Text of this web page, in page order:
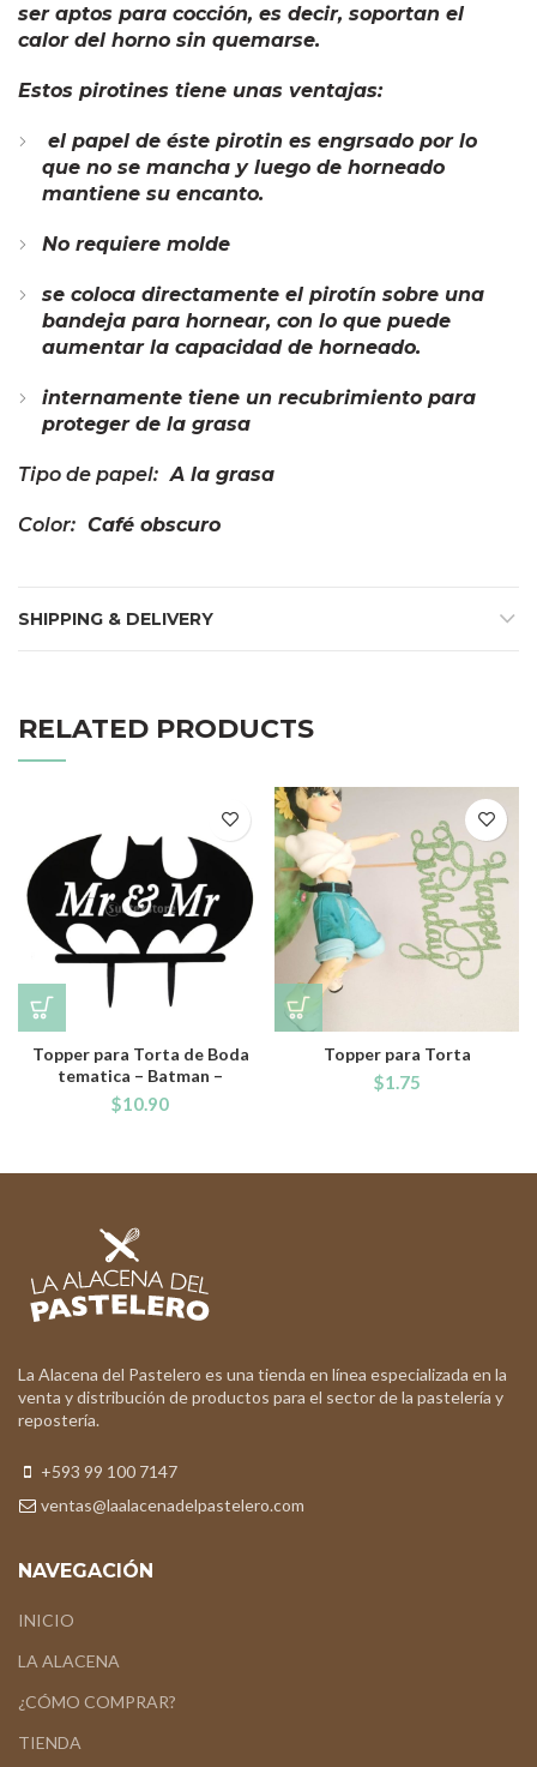
ser aptos para cocción, es decir, soportan el
calor del horno sin quemarse.
Estos pirotines tiene unas ventajas:
el papel de éste pirotin es engrsado por lo
que no se mancha y luego de horneado
mantiene su encanto.
No requiere molde
se coloca directamente el pirotín sobre una
bandeja para hornear, con lo que puede
aumentar la capacidad de horneado.
internamente tiene un recubrimiento para
proteger de la grasa
Tipo de papel: A la grasa
Color: Café obscuro
SHIPPING & DELIVERY
RELATED PRODUCTS
Topper para Torta de Boda
tematica – Batman –
$10.90
Topper para Torta
$1.75
La Alacena del Pastelero es una tienda en línea especializada en la
venta y distribución de productos para el sector de la pastelería y
repostería.
+593 99 100 7147
ventas@laalacenadelpastelero.com
NAVEGACIÓN
INICIO
LA ALACENA
¿CÓMO COMPRAR?
TIENDA